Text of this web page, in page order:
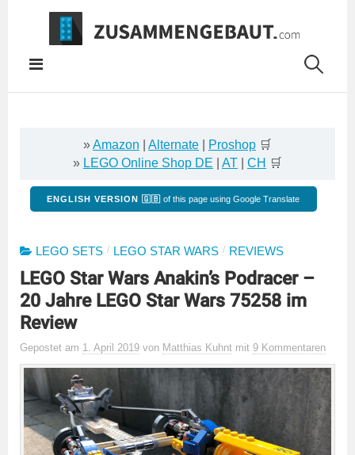
Springe
Inhalt
»Amazon Alternate Proshop 🛒
» LEGO Online Shop DE AT CH 🛒
ENGLISH VERSION 🇬🇧 of this page using Google Translate
LEGO SETS / LEGO STAR WARS / REVIEWS
LEGO Star Wars Anakin’s Podracer –
20 Jahre LEGO Star Wars 75258 im
Review
Gepostet am 1. April 2019 von Matthias Kuhnt mit 9 Kommentaren